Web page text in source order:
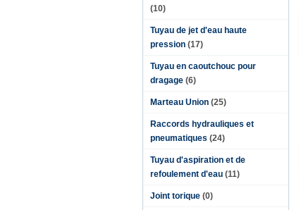
(10)
Tuyau de jet d'eau haute
pression (17)
Tuyau en caoutchouc pour
dragage (6)
Marteau Union (25)
Raccords hydrauliques et
pneumatiques (24)
Tuyau d'aspiration et de
refoulement d'eau (11)
Joint torique (0)